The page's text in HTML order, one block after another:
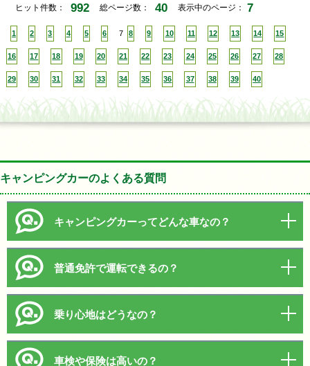
ヒット件数： 992 総ページ数： 40 表示中のページ： 7
1 2 3 4 5 6 7 8 9 10 11 12 13 14 15
16 17 18 19 20 21 22 23 24 25 26 27 28
29 30 31 32 33 34 35 36 37 38 39 40
キャンピングカーのよくある質問
キャンピングカーってどんな車なの？
普通免許で運転できるの？
乗り心地はどうなの？
車検や保険は高いの？